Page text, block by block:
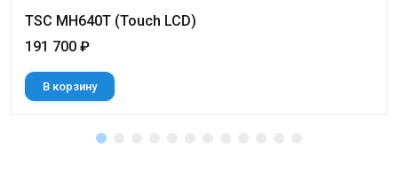
TSC MH640T (Touch LCD)
191 700 ₽
В корзину